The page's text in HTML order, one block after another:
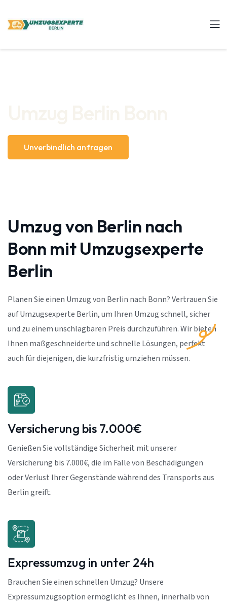
Unverbindlich anfragen
Umzug von Berlin nach
Bonn mit Umzugsexperte
Berlin
Planen Sie einen Umzug von Berlin nach Bonn? Vertrauen Sie
auf Umzugsexperte Berlin, um Ihren Umzug schnell, sicher
und zu einem unschlagbaren Preis durchzuführen. Wir bieten
Ihnen maßgeschneiderte und schnelle Lösungen, perfekt
auch für diejenigen, die kurzfristig umziehen müssen.
Versicherung bis 7.000€
Genießen Sie vollständige Sicherheit mit unserer
Versicherung bis 7.000€, die im Falle von Beschädigungen
oder Verlust Ihrer Gegenstände während des Transports aus
Berlin greift.
Expressumzug in unter 24h
Brauchen Sie einen schnellen Umzug? Unsere
Expressumzugsoption ermöglicht es Ihnen, innerhalb von